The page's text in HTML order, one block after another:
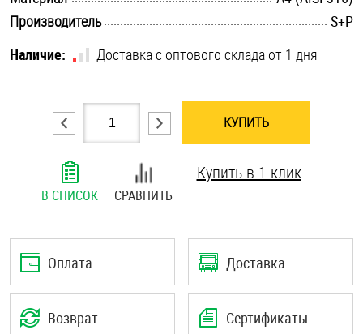
Шплинты
Производитель
S+P
Наличие:
Доставка с оптового склада от 1 дня
КУПИТЬ
В СПИСОК СРАВНИТЬ
Купить в 1 клик
Оплата Доставка
Возврат Сертификаты